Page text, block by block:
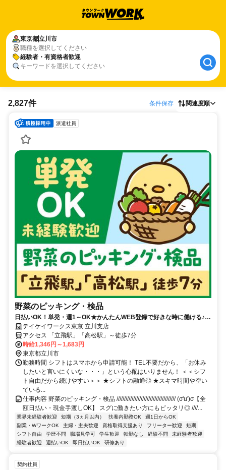
東京都立川市
職種を選択してください
経験者・有資格者歓迎
キーワードを選択してください
2,827件 条件保存 関連度順
派遣社員
野菜のピッキング・検品
日払いOK！単発・週1～OK★かんたんWEB登録で好きな時に働ける♪お
友達との応募歓迎！
テイケイワークス東京 立川支店
アクセス 「立飛駅」「高松駅」～徒歩7分
時給1,346円～1,683円
東京都立川市
勤務時間 シフトはスマホから申請可能！ TEL不要だから、「お休み
したいと言いにくいな・・・」という心配はいりません！ ＜＜シフ
ト自由だから続けやすい＞＞ ★シフトの融通◎ ★スキマ時間や空い
ている...
仕事内容 野菜のピッキング・検品 /////////////////////////////////////// (σ'u')σ【全
額日払い・現金手渡しOK】 スグに働きたい方にもピッタリ◎ ////...
業界未経験者歓迎 短期（3ヵ月以内） 扶養内勤務OK
週1日からOK
副業・WワークOK
主婦・主夫歓迎 資格取得支援あり フリーター歓迎
短期
シフト自由
学歴不問 職場見学可 学生歓迎 転勤なし 経験不問
未経験者歓迎
経験者歓迎
週払いOK 即日払いOK 研修あり
契約社員